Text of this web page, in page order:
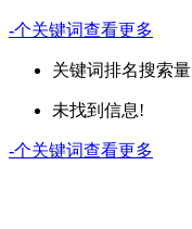
-个关键词查看更多
关键词排名搜索量
未找到信息!
-个关键词查看更多